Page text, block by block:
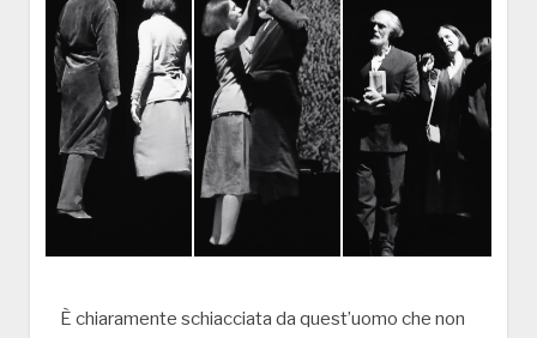
È chiaramente schiacciata da quest’uomo che non